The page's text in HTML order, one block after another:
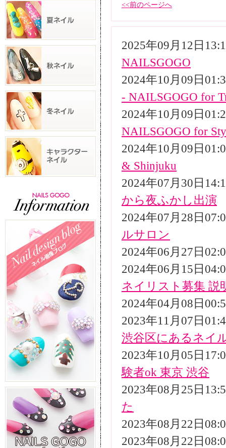
<<前のページへ
2025年09月12日
NAILSGOGO
2024年10月09日
- NAILSGOGO for
2024年10月09日
NAILSGOGO for
2024年10月09日
& Shinjuku
2024年07月30日
から夜ふかし出演
2024年07月28日
ルサロン
2024年06月27日
2024年06月15日
ネイリスト募集 説
2024年04月08日
2023年11月07日
渋谷区にあるネイ
2023年10月05日
験者ok 東京 渋谷
2023年08月25日
た
2023年08月22日
2023年08月22日